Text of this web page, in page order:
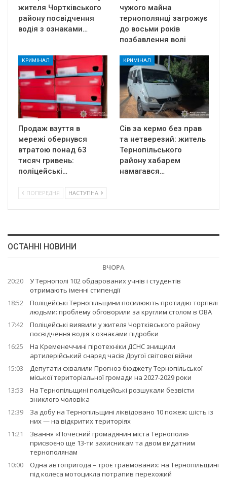
жителя Чортківського
району посвідчення
водія з ознаками…
чужого майна
тернополянці загрожує
до восьми років
позбавлення волі
КРИМІНАЛ
Продаж взуття в
мережі обернувся
втратою понад 63
тисяч гривень:
поліцейські…
КРИМІНАЛ
Сів за кермо без прав
та нетверезий: житель
Тернопільського
району хабарем
намагався…
ПОПЕРЕДНЯ НАСТУПНА
ОСТАННІ НОВИНИ
ВЧОРА
20:20
У Тернополі 102 обдарованих учнів і студентів
отримають іменні стипендії
18:52
Поліцейські Тернопільщини посилюють протидію торгівлі
людьми: проблему обговорили за круглим столом в ОВА
17:42
Поліцейські виявили у жителя Чортківського району
посвідчення водія з ознаками підробки
16:25
На Кременеччині піротехніки ДСНС знищили
артилерійський снаряд часів Другої світової війни
15:03
Депутати схвалили Прогноз бюджету Тернопільської
міської територіальної громади на 2027-2029 роки
13:53
На Тернопільщині поліцейські розшукали безвісти
зниклого чоловіка
12:39
За добу на Тернопільщині ліквідовано 10 пожеж: шість із
них — на відкритих територіях
11:21
Звання «Почесний громадянин міста Тернополя»
присвоєно ще 13-ти захисникам та двом видатним
тернополянам
10:00
Одна автопригода – троє травмованих: на Тернопільщині
під колеса мотоцикла потрапив перехожий